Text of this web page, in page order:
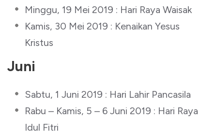
Minggu, 19 Mei 2019 : Hari Raya Waisak
Kamis, 30 Mei 2019 : Kenaikan Yesus
Kristus
Juni
Sabtu, 1 Juni 2019 : Hari Lahir Pancasila
Rabu – Kamis, 5 – 6 Juni 2019 : Hari Raya
Idul Fitri